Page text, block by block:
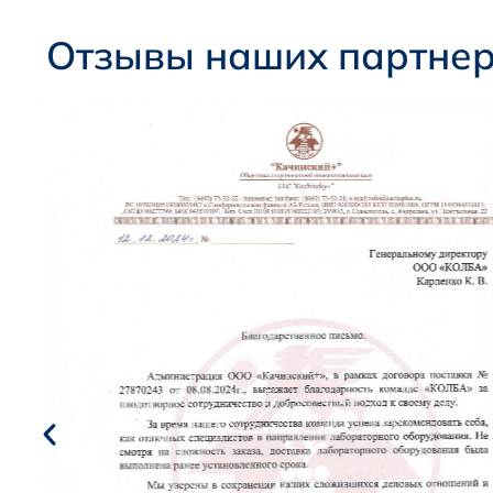
Отзывы наших